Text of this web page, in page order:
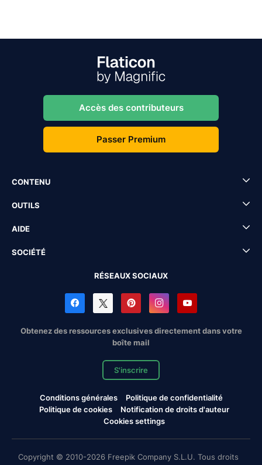
Accès des contributeurs
Passer Premium
CONTENU
OUTILS
AIDE
SOCIÉTÉ
RÉSEAUX SOCIAUX
Obtenez des ressources exclusives directement dans votre
boîte mail
S'inscrire
Conditions générales
Politique de confidentialité
Politique de cookies
Notification de droits d'auteur
Cookies settings
Copyright © 2010-2026 Freepik Company S.L.U. Tous droits